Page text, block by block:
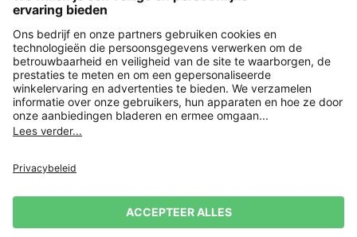
Payment and Delivery
Versleuteling met
Verkoopvoorwaarden
Leveringsvoorwaarden
Herroeping indienen
Impressum Cookie-instellingen